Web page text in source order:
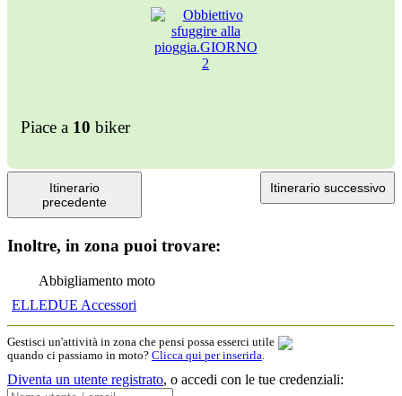
Piace a 10 biker
Itinerario
precedente
Itinerario successivo
Inoltre, in zona puoi trovare:
Abbigliamento moto
ELLEDUE Accessori
Gestisci un'attività in zona che pensi possa esserci utile
quando ci passiamo in moto? Clicca qui per inserirla
Diventa un utente registrato, o accedi con le tue credenziali: